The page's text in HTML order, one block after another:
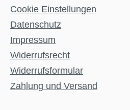
Cookie Einstellungen
Datenschutz
Impressum
Widerrufsrecht
Widerrufsformular
Zahlung und Versand